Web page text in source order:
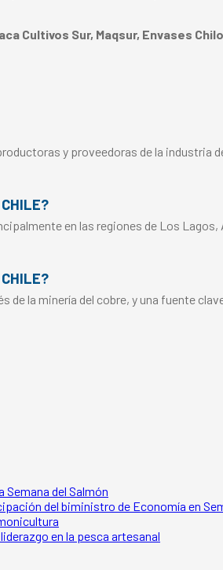
Cultivos Sur, Maqsur, Envases
y proveedoras de la industria
en las regiones de Los
la minería del cobre, y una fuente
del Salmón
del biministro de Economía en
en la pesca artesanal